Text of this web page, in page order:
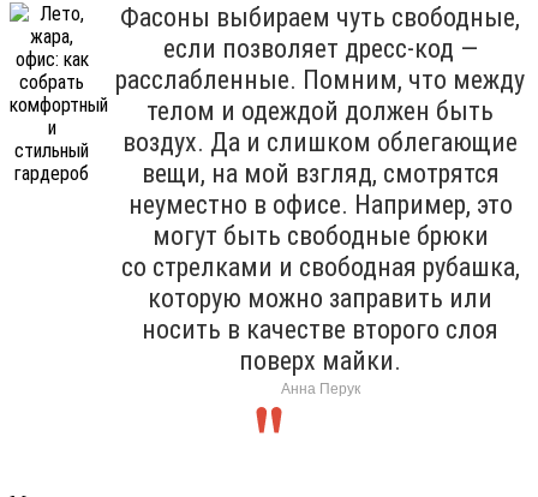
Фасоны выбираем чуть свободные,
если позволяет дресс-код —
расслабленные. Помним, что между
телом и одеждой должен быть
воздух. Да и слишком облегающие
вещи, на мой взгляд, смотрятся
неуместно в офисе. Например, это
могут быть свободные брюки
со стрелками и свободная рубашка,
которую можно заправить или
носить в качестве второго слоя
поверх майки.
Анна Перук